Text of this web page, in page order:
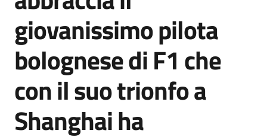
giovanissimo pilota
bolognese di F1 che
con il suo trionfo a
Shanghai ha